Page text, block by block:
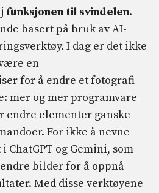
funksjonen til svindelen.
basert på bruk av AI-
I dag er det ikke
en
for å endre et fotografi
mer og mer programvare
endre elementer ganske
For ikke å nevne
og Gemini, som
bilder for å oppnå
Med disse verktøyene